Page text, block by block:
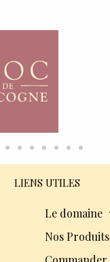
LIENS UTILES
Le domaine
Nos Produits